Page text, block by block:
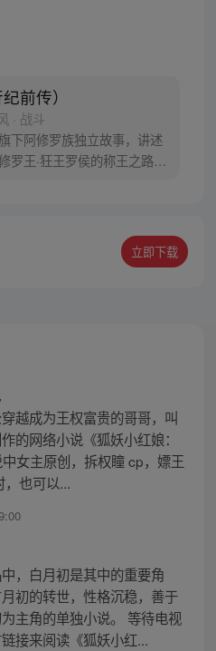
前传）
· 战斗
下阿修罗族独立故事，讲述
罗王·狂王罗侯的称王之路。
友的信念成为阿修罗王—狂
天界与阿修罗的百年大战随
立即下载
越成为王权富贵的哥哥，叫
的网络小说《狐妖小红娘：
女主原创，拆权瞳 cp，嫖王
也可以...
，白月初是其中的重要角
初的转世，性格沉稳，善于
主角的单独小说。 等待电视
接来阅读《狐妖小红...